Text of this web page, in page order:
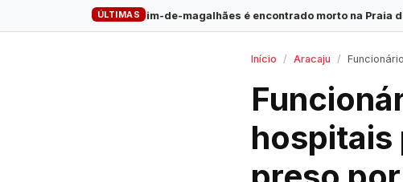
ÚLTIMAS
Pinguim-de-magalhães é encontrado morto na Praia do Saco ·
Início Aracaju Funcionário de
hospitais